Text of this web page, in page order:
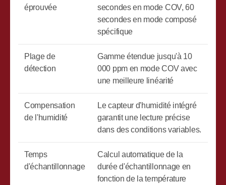
éprouvée
secondes en mode COV, 60
secondes en mode composé
spécifique
Plage de
détection
Gamme étendue jusqu'à 10
000 ppm en mode COV avec
une meilleure linéarité
Compensation
de l'humidité
Le capteur d'humidité intégré
garantit une lecture précise
dans des conditions variables.
Temps
d'échantillonnage
Calcul automatique de la
durée d'échantillonnage en
fonction de la température